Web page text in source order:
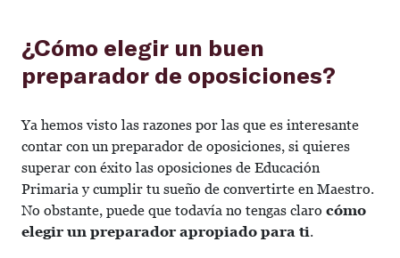
¿Cómo elegir un buen
preparador de oposiciones?
Ya hemos visto las razones por las que es interesante
contar con un preparador de oposiciones, si quieres
superar con éxito las oposiciones de Educación
Primaria y cumplir tu sueño de convertirte en Maestro.
No obstante, puede que todavía no tengas claro cómo
elegir un preparador apropiado para ti.